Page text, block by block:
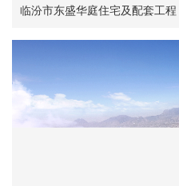
临汾市东盛华庭住宅及配套工程